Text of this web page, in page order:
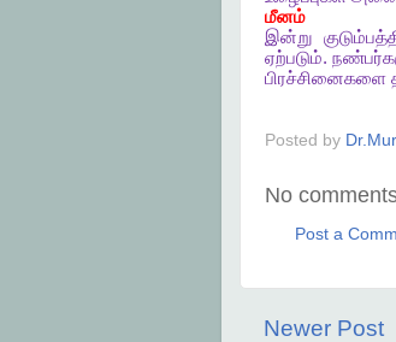
மீனம்
இன்று
ஏற்படும்.
பிரச்சினைகளை
Posted by
No
Post a
Newer Post